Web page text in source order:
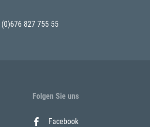
827 755 55
Folgen Sie uns
Facebook